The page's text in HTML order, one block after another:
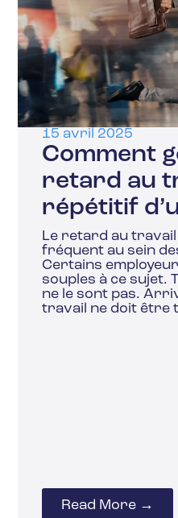
15 avril 2025
Comment
retard au
répétitif
Le retard au
fréquent au sein
Certains
souples à ce sujet.
ne le sont pas.
travail ne doit être
Read More →